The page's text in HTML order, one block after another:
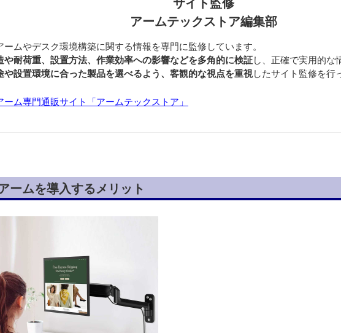
アームテックストア編集部
ームやデスク環境構築に関する情報を専門に監修しています。
や耐荷重、設置方法、作業効率への影響などを多角的に検証し、正確で実用的な
や設置環境に合った製品を選べるよう、客観的な視点を重視したサイト監修を行
ーム専門通販サイト「アームテックストア」
ームを導入するメリット